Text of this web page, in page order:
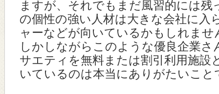
ますが、それでもまだ風習的には
の個性の強い人材は大きな会社に入
ャーなどが向いているかもしれませ
しかしながらこのような優良企業
サエティを無料または割引利用施設
いているのは本当にありがたいこと